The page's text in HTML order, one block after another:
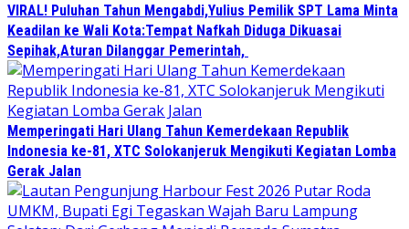
VIRAL! Puluhan Tahun Mengabdi,Yulius Pemilik SPT Lama Minta
Keadilan ke Wali Kota:Tempat Nafkah Diduga Dikuasai
Sepihak,Aturan Dilanggar Pemerintah,
Memperingati Hari Ulang Tahun Kemerdekaan Republik
Indonesia ke-81, XTC Solokanjeruk Mengikuti Kegiatan Lomba
Gerak Jalan